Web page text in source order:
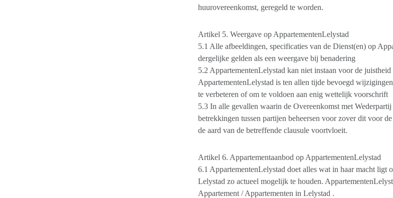
huurovereenkomst, geregeld te worden.
Artikel 5. Weergave op AppartementenLelystad
5.1 Alle afbeeldingen, specificaties van de Dienst(en) op
dergelijke gelden als een weergave bij benadering
5.2 AppartementenLelystad kan niet instaan voor de
AppartementenLelystad is ten allen tijde bevoegd
te verbeteren of om te voldoen aan enig wettelijk voorschrift
5.3 In alle gevallen waarin de Overeenkomst met
betrekkingen tussen partijen beheersen voor zover dit voor
de aard van de betreffende clausule voortvloeit.
Artikel 6. Appartementaanbod op AppartementenLelystad
6.1 AppartementenLelystad doet alles wat in haar macht ligt
Lelystad zo actueel mogelijk te houden.
Appartement / Appartementen in Lelystad .